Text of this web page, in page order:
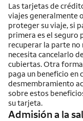
Las tarjetas de
viajes generalmente
proteger su viaje, si
primera es el seguro
recuperar la parte
necesita cancelarlo
cubiertas. Otra
paga un beneficio en
desmembramiento
sobre estos
su tarjeta.
Admisión a la